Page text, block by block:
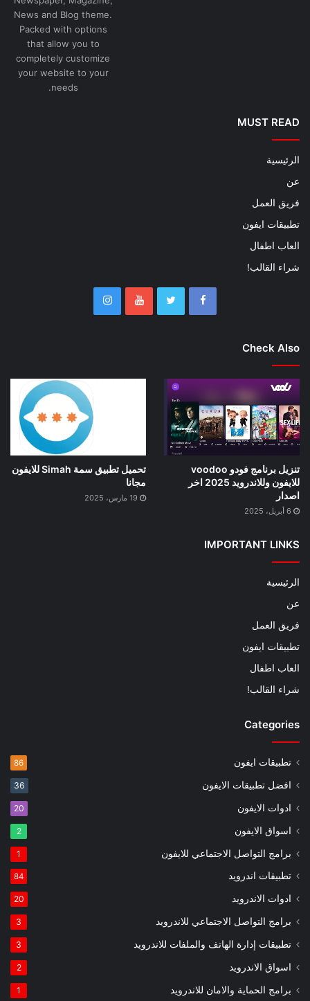
News and Blog theme.
Packed with options
that allow you to
completely customize
your website to your
needs.
MUST READ
الرئيسية
عن
فريق العمل
تطبيقات ايفون
العاب اطفال
شراء القالب!
Check Also
تنزيل برنامج فودو voodoo
للايفون وللاندرويد 2025 اخر
اصدار
6 أبريل، 2025
تحميل تطبيق سمة Simah للايفون
مجانا
19 مارس، 2025
IMPORTANT LINKS
الرئيسية
عن
فريق العمل
تطبيقات ايفون
العاب اطفال
شراء القالب!
Categories
تطبيقات ايفون 86
افضل تطبيقات الايفون 36
ادوات الايفون 20
اسواق الايفون 2
برامج التواصل الاجتماعي للايفون 1
تطبيقات اندرويد 84
ادوات الاندرويد 20
برامج التواصل الاجتماعي للاندرويد 3
تطبيقات إدارة الهاتف والملفات للاندرويد 3
اسواق الاندرويد 2
برامج الحماية والامان للاندرويد 1